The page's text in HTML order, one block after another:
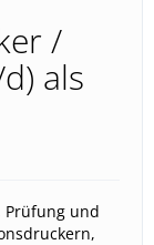
/
als
Prüfung und